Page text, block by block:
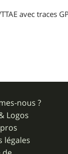
avec traces
nous ?
Logos
légales